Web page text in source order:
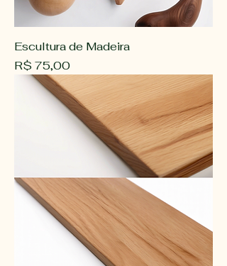
Escultura de Madeira
Preço
R$ 75,00